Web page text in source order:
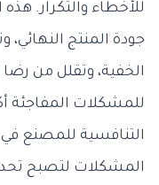
للأخطاء والتكرار.
جودة المنتج النهائي،
الخفية، وتقلل من
للمشكلات المفاجئة
التنافسية للمصنع
المشكلات لتصبح